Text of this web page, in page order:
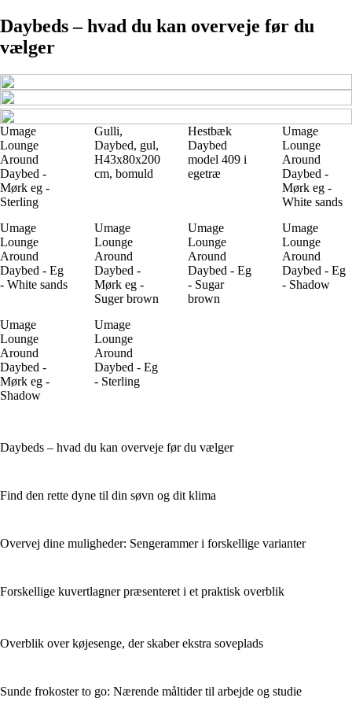
Daybeds – hvad du kan overveje før du
vælger
Umage
Lounge
Around
Daybed -
Mørk eg -
Sterling
Gulli,
Daybed, gul,
H43x80x200
cm, bomuld
Hestbæk
Daybed
model 409 i
egetræ
Umage
Lounge
Around
Daybed -
Mørk eg -
White sands
Umage
Lounge
Around
Daybed - Eg
- White sands
Umage
Lounge
Around
Daybed -
Mørk eg -
Suger brown
Umage
Lounge
Around
Daybed - Eg
- Sugar
brown
Umage
Lounge
Around
Daybed - Eg
- Shadow
Umage
Lounge
Around
Daybed -
Mørk eg -
Shadow
Umage
Lounge
Around
Daybed - Eg
- Sterling
Daybeds – hvad du kan overveje før du vælger
Find den rette dyne til din søvn og dit klima
Overvej dine muligheder: Sengerammer i forskellige varianter
Forskellige kuvertlagner præsenteret i et praktisk overblik
Overblik over køjesenge, der skaber ekstra soveplads
Sunde frokoster to go: Nærende måltider til arbejde og studie